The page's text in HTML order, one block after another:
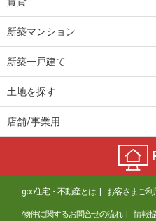
新築マンション
新築一戸建て
土地を探す
店舗/事業用
goo住宅・不動産とは お客さまご
物件に関するお問合せの流れ 情報